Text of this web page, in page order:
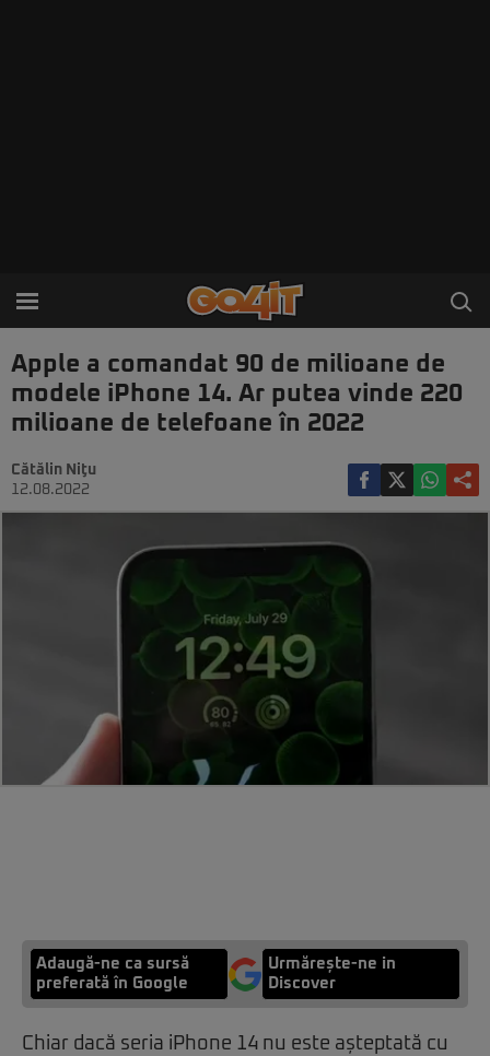
Apple a comandat 90 de milioane de
modele iPhone 14. Ar putea vinde 220
milioane de telefoane în 2022
Cătălin Niţu
12.08.2022
Adaugă-ne ca sursă
preferată în Google
Urmărește-ne in
Discover
Chiar dacă seria iPhone 14 nu este așteptată cu